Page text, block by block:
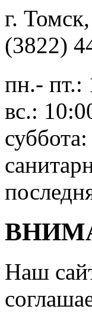
г.
(3822)
пн.- пт.:
вс.:
Наш